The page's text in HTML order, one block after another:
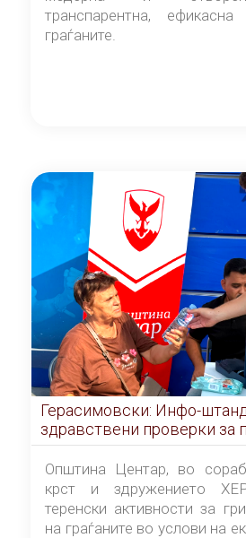
транспарентна,
граѓаните.
Герасимовски: Инфо-
здравствени проверки за
граѓаните во услови на
Општина Центар, во
крст и здружението
теренски активности за
на граѓаните во услови на